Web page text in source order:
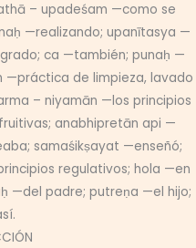
– upadeśam —como se
—realizando; upanītasya —
ca —también; punaḥ —
—práctica de limpieza, lavado
– niyamān —los principios
anabhipretān api —
samaśikṣayat —enseñó;
regulativos; hola —en
—del padre; putreṇa —el hijo;